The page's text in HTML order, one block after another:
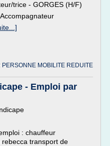
trice - GORGES (H/F)
MOBILITE REDUITE
- Emploi par
: chauffeur
transport de